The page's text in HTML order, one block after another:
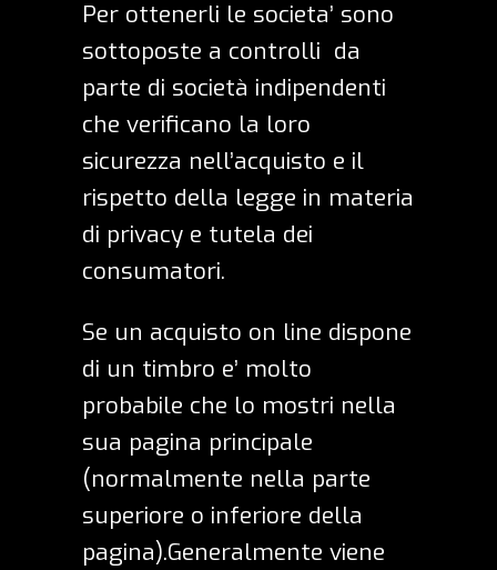
Per ottenerli le societa’ sono
sottoposte a controlli da
parte di società indipendenti
che verificano la loro
sicurezza nell’acquisto e il
rispetto della legge in materia
di privacy e tutela dei
consumatori.
Se un acquisto on line dispone
di un timbro e’ molto
probabile che lo mostri nella
sua pagina principale
(normalmente nella parte
superiore o inferiore della
pagina).Generalmente viene